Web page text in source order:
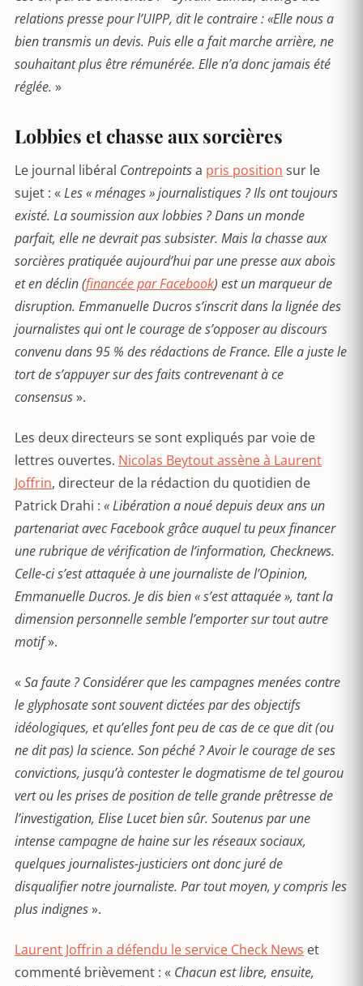
relations presse pour l’UIPP, dit le contraire : «Elle nous a
bien transmis un devis. Puis elle a fait marche arrière, ne
souhaitant plus être rémunérée. Elle n’a donc jamais été
réglée. »
Lobbies et chasse aux sorcières
Le journal libéral Contrepointsa pris position sur le
sujet : « Les « ménages » journalistiques ? Ils ont toujours
existé. La soumission aux lobbies ? Dans un monde
parfait, elle ne devrait pas subsister. Mais la chasse aux
sorcières pratiquée aujourd’hui par une presse aux abois
et en déclin (financée par Facebook) est un marqueur de
disruption. Emmanuelle Ducros s’inscrit dans la lignée des
journalistes qui ont le courage de s’opposer au discours
convenu dans 95 % des rédactions de France. Elle a juste le
tort de s’appuyer sur des faits contrevenant à ce
consensus».
Les deux directeurs se sont expliqués par voie de
lettres ouvertes. Nicolas Beytout assène à Laurent
Joffrin, directeur de la rédaction du quotidien de
Patrick Drahi : « Libération a noué depuis deux ans un
partenariat avec Facebook grâce auquel tu peux financer
une rubrique de vérification de l’information, Checknews.
Celle-ci s’est attaquée à une journaliste de l’Opinion,
Emmanuelle Ducros. Je dis bien « s’est attaquée », tant la
dimension personnelle semble l’emporter sur tout autre
motif».
« Sa faute ? Considérer que les campagnes menées contre
le glyphosate sont souvent dictées par des objectifs
idéologiques, et qu’elles font peu de cas de ce que dit (ou
ne dit pas) la science. Son péché ? Avoir le courage de ses
convictions, jusqu’à contester le dogmatisme de tel gourou
vert ou les prises de position de telle grande prêtresse de
l’investigation, Elise Lucet bien sûr. Soutenus par une
intense campagne de haine sur les réseaux sociaux,
quelques journalistes-justiciers ont donc juré de
disqualifier notre journaliste. Par tout moyen, y compris les
plus indignes».
Laurent Joffrin a défendu le service Check News et
commenté brièvement : « Chacun est libre, ensuite,